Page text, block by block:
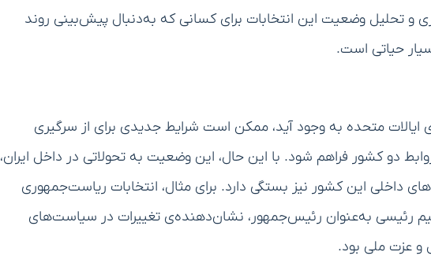
و تحلیل وضعیت این انتخابات برای کسانی که به‌دنبال پیش‌بینی روند
حیاتی است.
متحده به وجود آید، ممکن است شرایط جدیدی برای از سرگیری
دو کشور فراهم شود. با این حال، این وضعیت به تحولاتی در داخل ایران،
داخلی این کشور نیز بستگی دارد. برای مثال، انتخابات ریاست‌جمهوری
سیدابراهیم رئیسی به‌عنوان رئیس‌جمهور، نشان‌دهنده‌ی تغییرات در سیاست‌های
و عزت ملی بود.